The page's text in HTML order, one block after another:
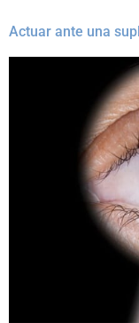
Actuar ante una